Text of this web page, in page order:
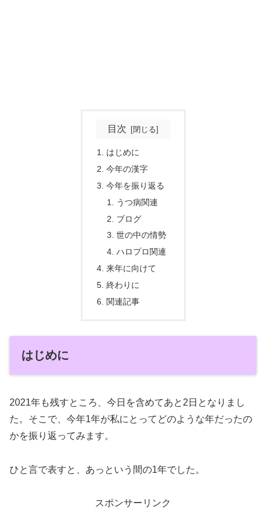
目次
はじめに
今年の漢字
今年を振り返る
うつ病関連
ブログ
世の中の情勢
ハロプロ関連
来年に向けて
終わりに
関連記事
はじめに
2021年も残すところ、今日を含めてあと2日となりまし
た。そこで、今年1年が私にとってどのような年だったの
かを振り返ってみます。
ひと言で表すと、あっという間の1年でした。
スポンサーリンク